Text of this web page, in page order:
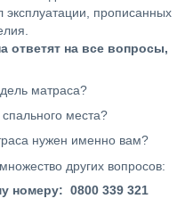
эксплуатации, прописанных
ответят на все вопросы,
матраса?
места?
нужен именно вам?
других вопросов:
номеру: 0800 339 321